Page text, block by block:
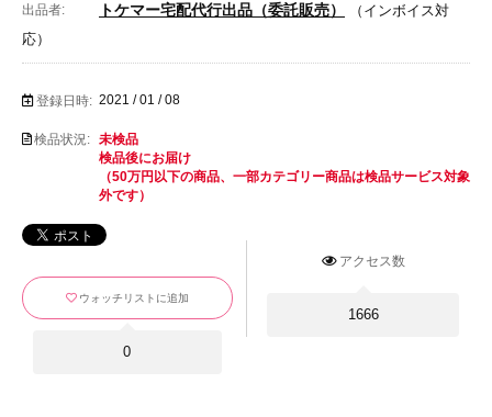
出品者: トケマー宅配代行出品（委託販売）
（インボイス対
応）
登録日時: 2021 / 01 / 08
検品状況: 未検品
検品後にお届け
（50万円以下の商品、一部カテゴリー商品は検品サービス対象
外です）
アクセス数
1666
ウォッチリストに追加
0